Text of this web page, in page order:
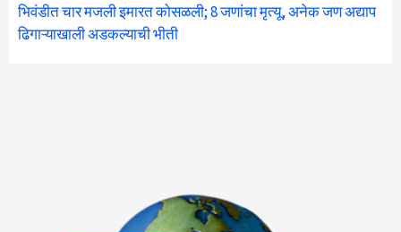
भिवंडीत चार मजली इमारत कोसळली; 8 जणांचा मृत्यू, अनेक जण अद्याप
ढिगाऱ्याखाली अडकल्याची भीती